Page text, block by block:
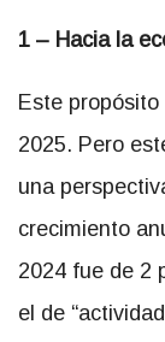
1 – Hacia la
Este propósito
2025. Pero
una
crecimiento
2024 fue de 2
el de